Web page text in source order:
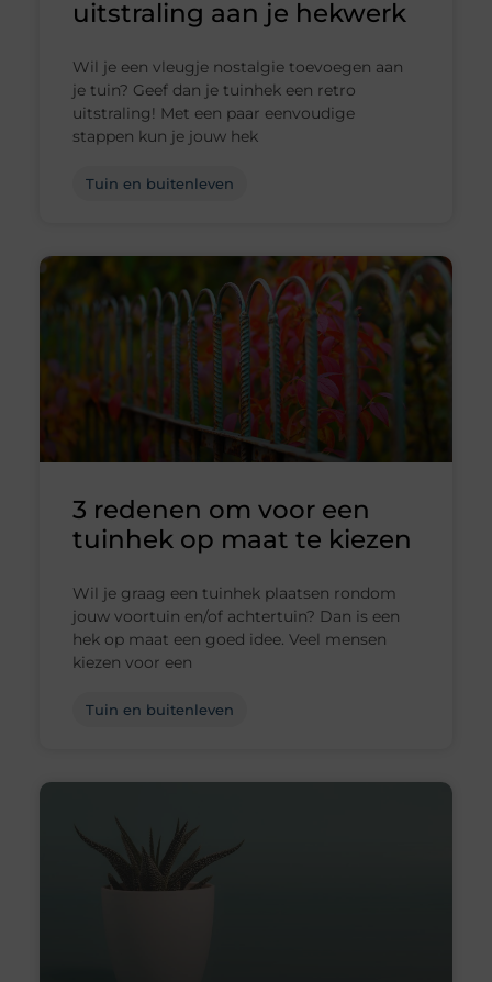
uitstraling aan je hekwerk
Wil je een vleugje nostalgie toevoegen aan
je tuin? Geef dan je tuinhek een retro
uitstraling! Met een paar eenvoudige
stappen kun je jouw hek
Tuin en buitenleven
3 redenen om voor een
tuinhek op maat te kiezen
Wil je graag een tuinhek plaatsen rondom
jouw voortuin en/of achtertuin? Dan is een
hek op maat een goed idee. Veel mensen
kiezen voor een
Tuin en buitenleven